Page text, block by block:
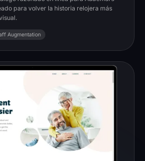
para volver la historia relojera más
Augmentation